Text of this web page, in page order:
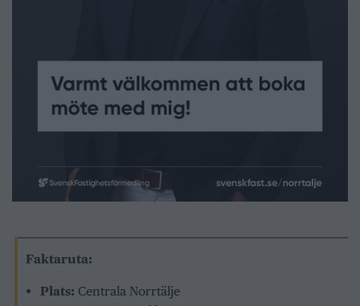
Faktaruta:
Plats: Centrala Norrtälje